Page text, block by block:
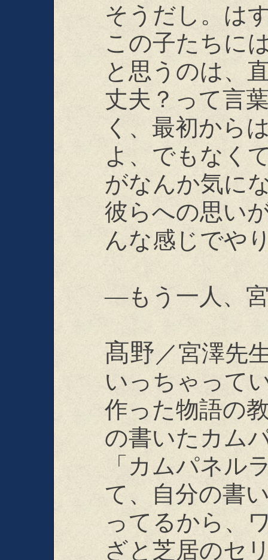
そうだし。は
この子たちに
と思うのは、
丈夫？って言
く、最初から
よ、でもなく
がなんか気に
彼らへの思い
んな感じでや
―もう一人、
髙野 ／宮澤先
いっちゃって
作った物語の
の書いたカム
「カムパネル
て、自分の書
ってるから、
ざと芝居のセ